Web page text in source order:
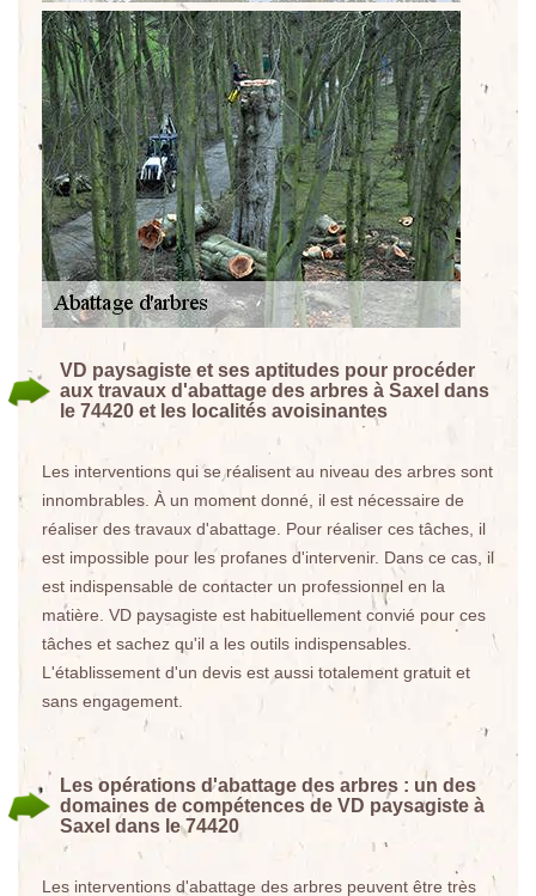
VD paysagiste et ses aptitudes pour procéder
aux travaux d'abattage des arbres à Saxel dans
le 74420 et les localités avoisinantes
Les interventions qui se réalisent au niveau des arbres sont
innombrables. À un moment donné, il est nécessaire de
réaliser des travaux d'abattage. Pour réaliser ces tâches, il
est impossible pour les profanes d'intervenir. Dans ce cas, il
est indispensable de contacter un professionnel en la
matière. VD paysagiste est habituellement convié pour ces
tâches et sachez qu'il a les outils indispensables.
L'établissement d'un devis est aussi totalement gratuit et
sans engagement.
Les opérations d'abattage des arbres : un des
domaines de compétences de VD paysagiste à
Saxel dans le 74420
Les interventions d'abattage des arbres peuvent être très